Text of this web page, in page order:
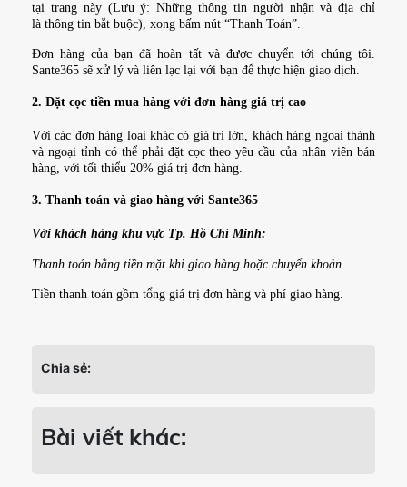
tại trang này (Lưu ý: Những thông tin người nhận và địa chỉ
là thông tin bắt buộc), xong bấm nút “Thanh Toán”.
Đơn hàng của bạn đã hoàn tất và được chuyển tới chúng tôi.
Sante365 sẽ xử lý và liên lạc lại với bạn để thực hiện giao dịch.
2. Đặt cọc tiền mua hàng với đơn hàng giá trị cao
Với các đơn hàng loại khác có giá trị lớn, khách hàng ngoại thành
và ngoại tỉnh có thể phải đặt cọc theo yêu cầu của nhân viên bán
hàng, với tối thiểu 20% giá trị đơn hàng.
3. Thanh toán và giao hàng với Sante365
Với khách hàng khu vực Tp. Hồ Chí Minh:
Thanh toán bằng tiền mặt khi giao hàng hoặc chuyển khoản.
Tiền thanh toán gồm tổng giá trị đơn hàng và phí giao hàng.
Chia sẻ:
Bài viết khác: